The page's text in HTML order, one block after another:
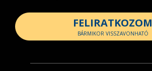
FELIRATKOZOM
BÁRMIKOR VISSZAVONHATÓ